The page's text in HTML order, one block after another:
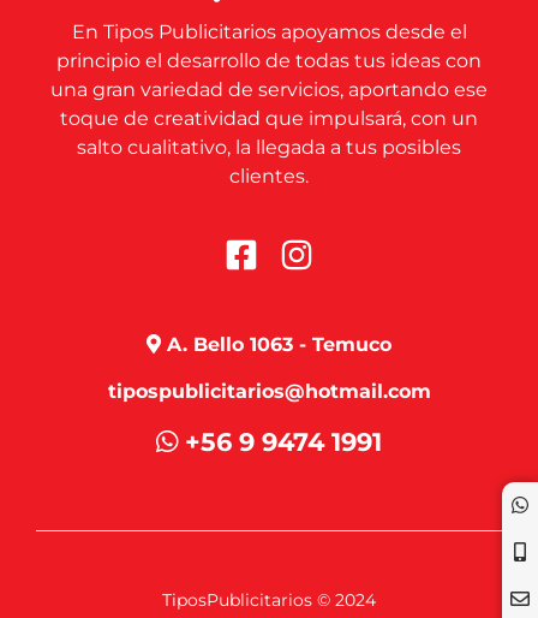
En Tipos Publicitarios apoyamos desde el
principio el desarrollo de todas tus ideas con
una gran variedad de servicios, aportando ese
toque de creatividad que impulsará, con un
salto cualitativo, la llegada a tus posibles
clientes.
A. Bello 1063 - Temuco
tipospublicitarios@hotmail.com
+56 9 9474 1991
TiposPublicitarios © 2024